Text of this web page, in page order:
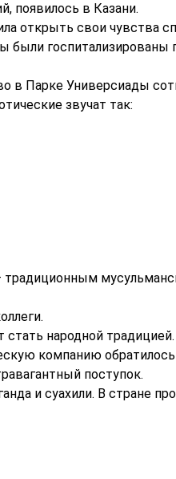
появилось в Казани.
открыть свои чувства
были
в Парке Универсиады
звучат так:
традиционным
народной традицией.
компанию
поступок.
и суахили. В стране